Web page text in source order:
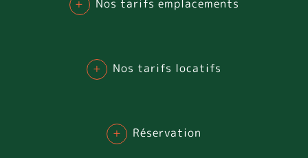
+ Nos tarifs emplacements
+ Nos tarifs locatifs
+ Réservation